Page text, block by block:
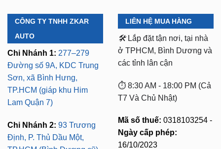
CÔNG TY TNHH ZKAR
AUTO
Chi Nhánh 1: 277–279
Đường số 9A, KDC Trung
Sơn, xã Bình Hưng,
TP.HCM (giáp khu Him
Lam Quận 7)
Chi Nhánh 2: 93 Trương
Định, P. Thủ Dầu Một,
LIÊN HỆ MUA HÀNG
🛠️ Lắp đặt tận nơi, tại nhà
ở TPHCM, Bình Dương và
các tỉnh lân cận
⏱️ 8:30 AM - 18:00 PM (Cả
T7 Và Chủ Nhật)
Mã số thuế: 0318103254 -
Ngày cấp phép:
16/10/2023